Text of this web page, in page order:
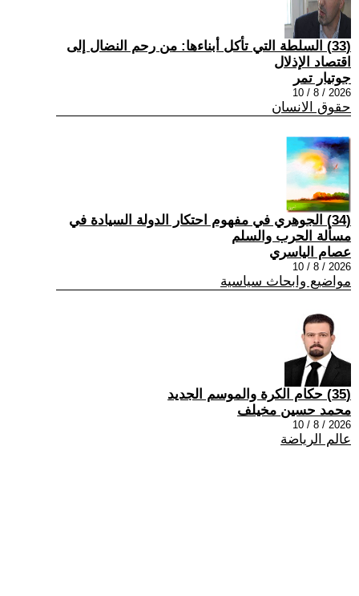
(33) السلطة التي تأكل أبناءها: من رحم النضال إلى
اقتصاد الإذلال
جوتيار تمر
2026 / 8 / 10
حقوق الانسان
(34) الجوهري في مفهوم احتكار الدولة السيادة في
مسألة الحرب والسلم
عصام الياسري
2026 / 8 / 10
مواضيع وابحاث سياسية
(35) حكام الكرة والموسم الجديد
محمد حسين مخيلف
2026 / 8 / 10
عالم الرياضة